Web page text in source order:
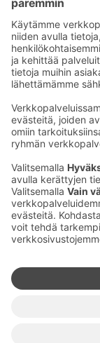
Seuraa meitä:
Muuta